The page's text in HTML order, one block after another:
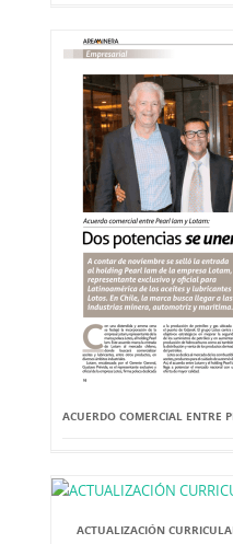
ACUERDO COMERCIAL ENTRE
ACTUALIZACIÓN